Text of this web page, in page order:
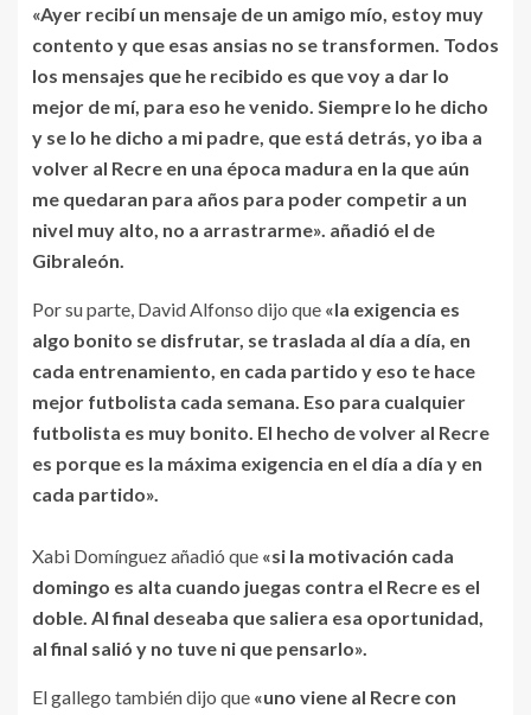
«Ayer recibí un mensaje de un amigo mío, estoy muy
contento y que esas ansias no se transformen. Todos
los mensajes que he recibido es que voy a dar lo
mejor de mí, para eso he venido. Siempre lo he dicho
y se lo he dicho a mi padre, que está detrás, yo iba a
volver al Recre en una época madura en la que aún
me quedaran para años para poder competir a un
nivel muy alto, no a arrastrarme». añadió el de
Gibraleón.
Por su parte, David Alfonso dijo que «la exigencia es
algo bonito se disfrutar, se traslada al día a día, en
cada entrenamiento, en cada partido y eso te hace
mejor futbolista cada semana. Eso para cualquier
futbolista es muy bonito. El hecho de volver al Recre
es porque es la máxima exigencia en el día a día y en
cada partido».
Xabi Domínguez añadió que «si la motivación cada
domingo es alta cuando juegas contra el Recre es el
doble. Al final deseaba que saliera esa oportunidad,
al final salió y no tuve ni que pensarlo».
El gallego también dijo que «uno viene al Recre con